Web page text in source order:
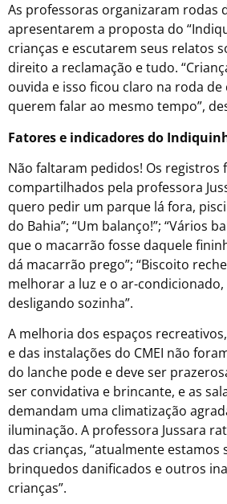
As professoras organizaram rodas
apresentarem a proposta do
crianças e escutarem seus relatos
direito a reclamação e tudo.
ouvida e isso ficou claro na roda
querem falar ao mesmo tempo”,
Fatores e indicadores do
Não faltaram pedidos! Os registros
compartilhados pela professora
quero pedir um parque lá fora,
do Bahia”; “Um balanço!”; “Vários
que o macarrão fosse daquele
dá macarrão prego”; “Biscoito
melhorar a luz e o ar-
desligando sozinha”.
A melhoria dos espaços
e das instalações do CMEI não
do lanche pode e deve ser
ser convidativa e brincante, e as
demandam uma climatização
iluminação. A professora Jussara
das crianças, “atualmente
brinquedos danificados e outros
crianças”.